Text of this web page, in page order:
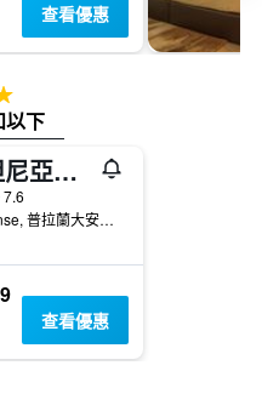
查看優惠
級
以下
布里坦尼亞酒店
7.6
Grande Anse, 普拉蘭大安塞區, 塞席爾
查看優惠